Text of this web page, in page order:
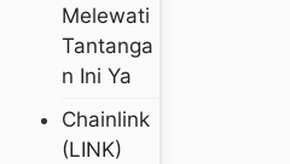
Melewati
Tantanga
N Ini Ya
Chainlink
(LINK)